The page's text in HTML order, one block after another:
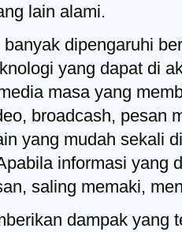
lain alami.
dipengaruhi
yang dapat di
masa yang
broadcash, pesan
yang mudah sekali
informasi yang
saling memaki,
dampak yang